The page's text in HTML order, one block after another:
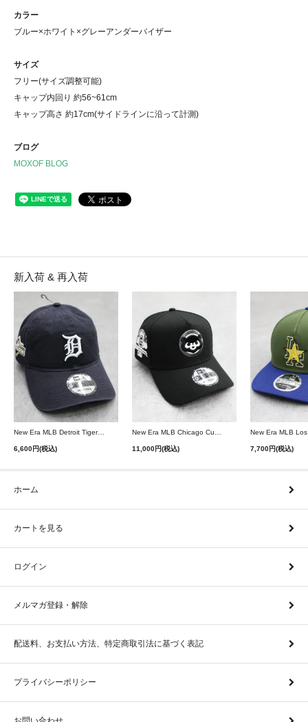
カラー
ブルー×ホワイト×グレーアンダーバイザー
サイズ
フリー(サイズ調整可能)
キャップ内回り 約56~61cm
キャップ高さ 約17cm(サイドラインに沿って計測)
ブログ
MOXOF BLOG
新入荷 & 再入荷
New Era MLB Detroit Tigers Postseason 9Twenty Strapback Cap - Navy
6,600円(税込) 11,000円(税込) 7,700円(税込)
ホーム
カートを見る
ログイン
メルマガ登録・解除
配送料、お支払い方法、特定商取引法に基づく表記
プライバシーポリシー
お問い合わせ